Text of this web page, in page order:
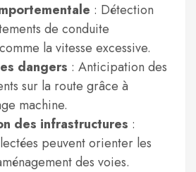
: Détection
de conduite
la vitesse excessive.
dangers : Anticipation des
sur la route grâce à
machine.
des infrastructures :
peuvent orienter les
des voies.